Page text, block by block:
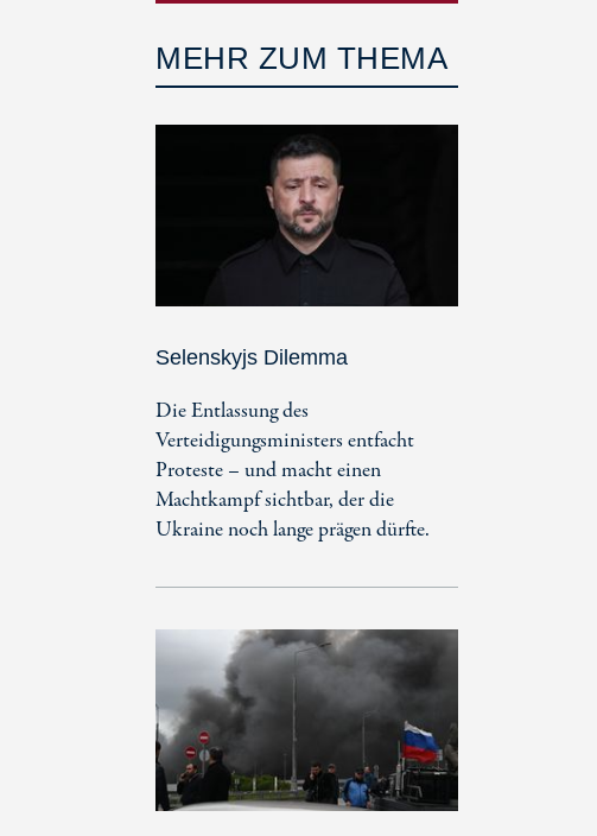
MEHR ZUM THEMA
Selenskyjs Dilemma
Die Entlassung des
Verteidigungsministers entfacht
Proteste – und macht einen
Machtkampf sichtbar, der die
Ukraine noch lange prägen dürfte.